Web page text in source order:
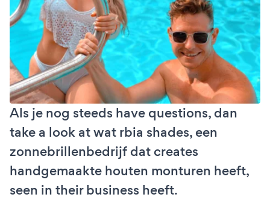
Als je nog steeds have questions, dan
take a look at wat rbia shades, een
zonnebrillenbedrijf dat creates
handgemaakte houten monturen heeft,
seen in their business heeft.